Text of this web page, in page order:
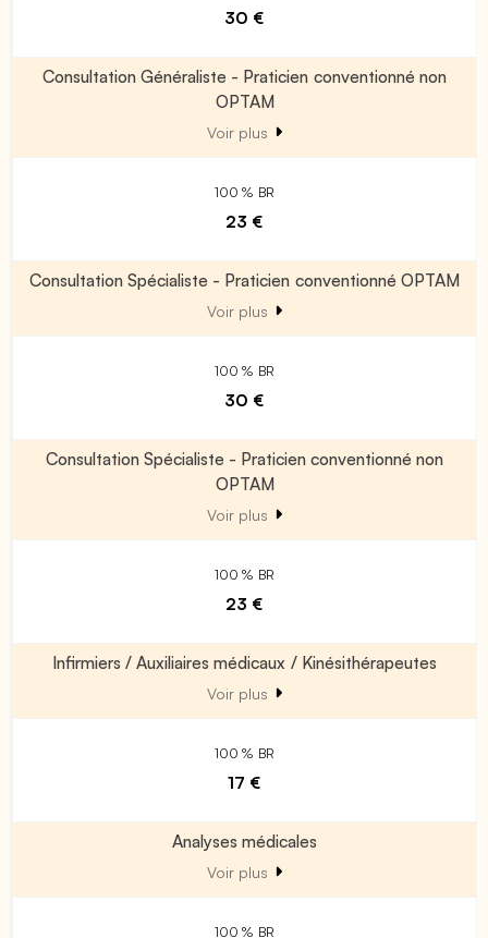
30 €
Consultation Généraliste - Praticien conventionné non
OPTAM
Voir plus
100 % BR
23 €
Consultation Spécialiste - Praticien conventionné OPTAM
Voir plus
100 % BR
30 €
Consultation Spécialiste - Praticien conventionné non
OPTAM
Voir plus
100 % BR
23 €
Infirmiers / Auxiliaires médicaux / Kinésithérapeutes
Voir plus
100 % BR
17 €
Analyses médicales
Voir plus
100 % BR